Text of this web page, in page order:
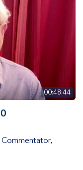
00:48:44
Commentator,